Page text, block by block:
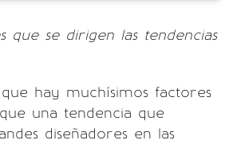
que se dirigen las tendencias
que hay muchísimos factores
una tendencia que
diseñadores en las